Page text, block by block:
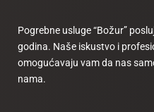
Pogrebne usluge “Božur”
godina. Naše iskustvo i
omogućavaju vam da nas
nama.